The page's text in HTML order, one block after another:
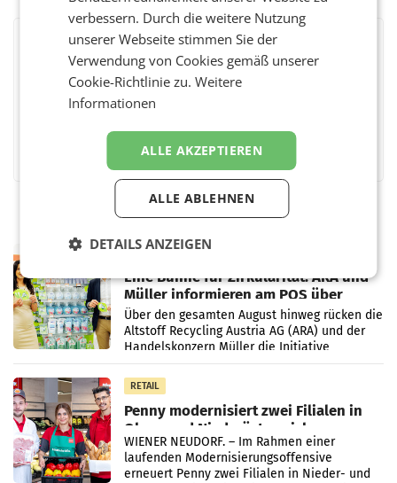
FacebookTwitter
RETAIL
Eine Bühne für Zirkularität: ARA und
Müller informieren am POS über
Kreislauffähigkeit
Über den gesamten August hinweg rücken die
Altstoff Recycling Austria AG (ARA) und der
Handelskonzern Müller die Initiative
„Kreislauf-Helden“ in allen österreichischen
Müller-Filialen
RETAIL
Penny modernisiert zwei Filialen in
Ober- und Niederösterreich
WIENER NEUDORF. – Im Rahmen einer
laufenden Modernisierungsoffensive
erneuert Penny zwei Filialen in Nieder- und
verbessern. Durch die weitere Nutzung
unserer Webseite stimmen Sie der
Verwendung von Cookies gemäß unserer
Cookie-Richtlinie zu.Weitere
Informationen
ALLE AKZEPTIEREN
ALLE ABLEHNEN
DETAILS ANZEIGEN